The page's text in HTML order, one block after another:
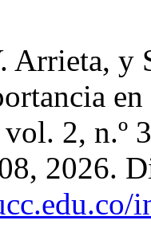
Arrieta, y
vol. 2, n.º
2026.